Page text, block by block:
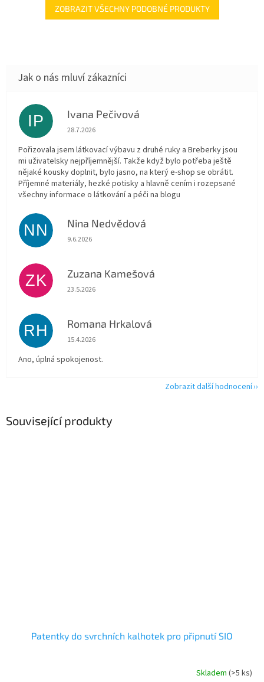
Související produkty
Patentky do svrchních kalhotek pro připnutí SIO
Skladem (>5 ks)
ZOBRAZIT VŠECHNY PODOBNÉ PRODUKTY
IP Ivana Pečivová
Hodnocení obchodu je 5 z 5 hvězdiček.
28.7.2026
Pořizovala jsem látkovací výbavu z druhé ruky a Breberky jsou
mi uživatelsky nejpříjemnější. Takže když bylo potřeba ještě
nějaké kousky doplnit, bylo jasno, na který e-shop se obrátit.
Příjemné materiály, hezké potisky a hlavně cením i rozepsané
všechny informace o látkování a péči na blogu
NN Nina Nedvědová
Hodnocení obchodu je 5 z 5 hvězdiček.
9.6.2026
ZK Zuzana Kamešová
Hodnocení obchodu je 5 z 5 hvězdiček.
23.5.2026
RH Romana Hrkalová
Hodnocení obchodu je 5 z 5 hvězdiček.
15.4.2026
Ano, úplná spokojenost.
Zobrazit další hodnocení